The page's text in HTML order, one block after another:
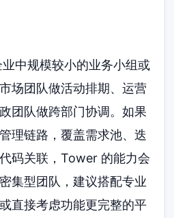
中规模较小的业务小组或
场团队做活动排期、运营
团队做跨部门协调。如果
理链路，覆盖需求池、迭
码关联，Tower 的能力会
集型团队，建议搭配专业
直接考虑功能更完整的平